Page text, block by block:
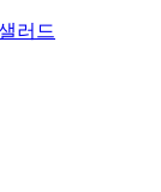
러드